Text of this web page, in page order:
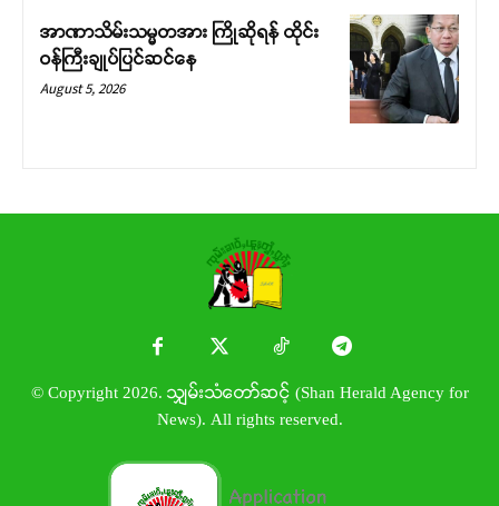
အာဏာသိမ်းသမ္မတအား ကြိုဆိုရန် ထိုင်း
ဝန်ကြီးချုပ်ပြင်ဆင်နေ
August 5, 2026
© Copyright 2026. သျှမ်းသံတော်ဆင့် (Shan Herald Agency for
News). All rights reserved.